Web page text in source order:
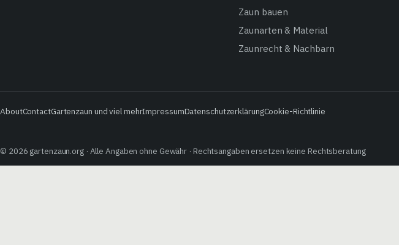
Zaun bauen
Zaunarten & Material
Zaunrecht & Nachbarn
AboutContactGartenzaun und viel mehrImpressumDatenschutzerklärungCookie-Richtlinie
© 2026 gartenzaun.org · Alle Angaben ohne Gewähr · Rechtsangaben ersetzen keine Rechtsberatung